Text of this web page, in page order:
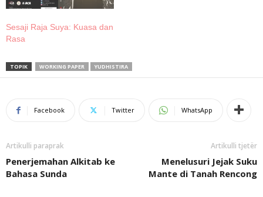
Sesaji Raja Suya: Kuasa dan
Rasa
TOPIK WORKING PAPER YUDHISTIRA
Facebook Twitter WhatsApp
Artikulli paraprak
Penerjemahan Alkitab ke
Bahasa Sunda
Artikulli tjetër
Menelusuri Jejak Suku
Mante di Tanah Rencong